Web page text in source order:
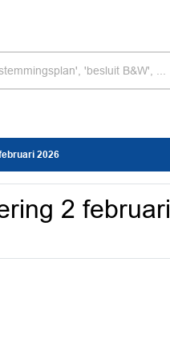
2026
2 februari